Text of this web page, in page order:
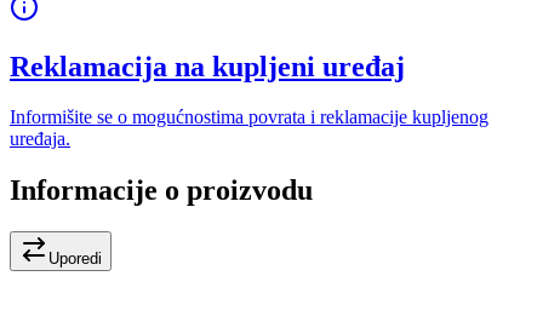
Reklamacija na kupljeni uređaj
Informišite se o mogućnostima povrata i reklamacije kupljenog
uređaja.
Informacije o proizvodu
Uporedi